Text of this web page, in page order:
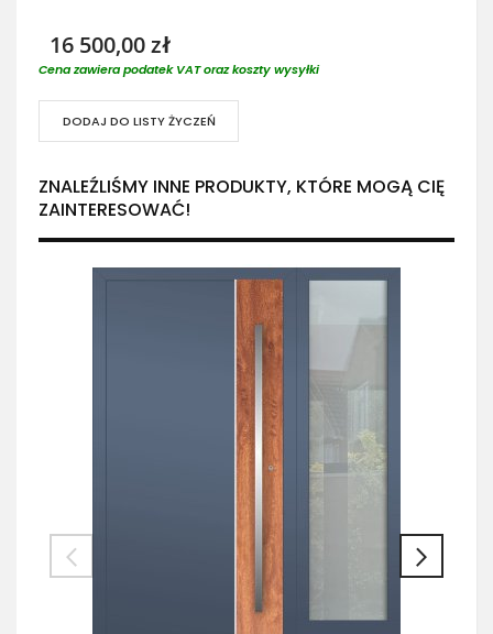
16 500,00 zł
Cena zawiera podatek VAT oraz koszty wysyłki
DODAJ DO LISTY ŻYCZEŃ
ZNALEŹLIŚMY INNE PRODUKTY, KTÓRE MOGĄ CIĘ
ZAINTERESOWAĆ!